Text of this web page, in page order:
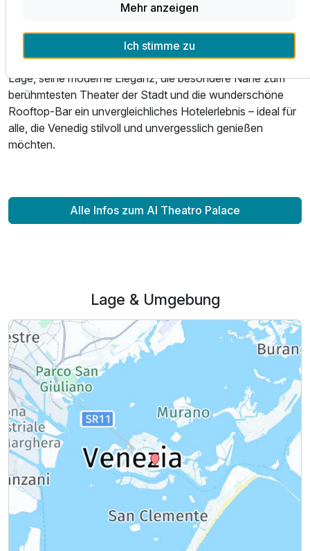
Maria del Giglio sorgt zudem für eine bequeme Anbindung
Das Al Theatro Palace bietet durch seine erstklassige
Lage, seine moderne Eleganz, die besondere Nähe zum
berühmtesten Theater der Stadt und die wunderschöne
Rooftop-Bar ein unvergleichliches Hotelerlebnis – ideal für
alle, die Venedig stilvoll und unvergesslich genießen
möchten.
Alle Infos zum Al Theatro Palace
Lage & Umgebung
Mehr anzeigen
Ich stimme zu